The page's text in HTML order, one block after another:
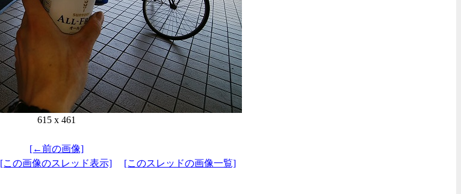
615 x 461
[←前の画像]
[この画像のスレッド表示] [このスレッドの画像一覧]